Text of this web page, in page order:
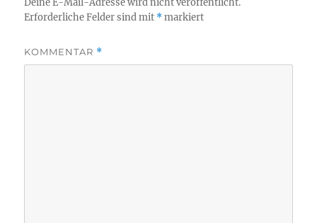
Deine E-Mail-Adresse wird nicht veröffentlicht.
Erforderliche Felder sind mit *markiert
KOMMENTAR *